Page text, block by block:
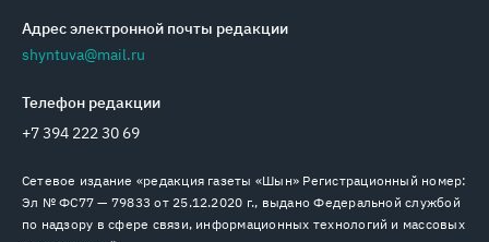
Адрес электронной почты редакции
shyntuva@mail.ru
Телефон редакции
+7 394 222 30 69
Сетевое издание «редакция газеты «Шын» Регистрационный номер:
Эл № ФС77 — 79833 от 25.12.2020 г., выдано Федеральной службой
по надзору в сфере связи, информационных технологий и массовых